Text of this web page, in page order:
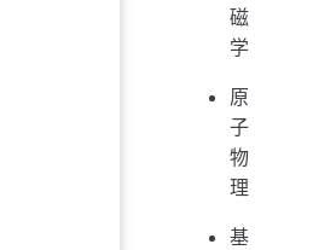
磁
学
原
子
物
理
基